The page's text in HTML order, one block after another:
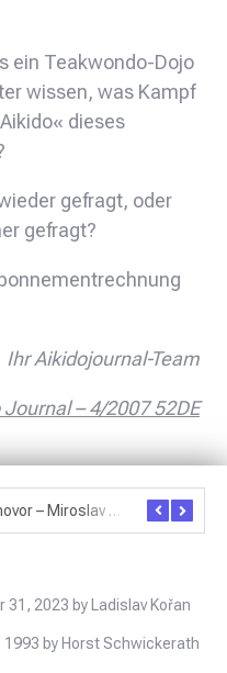
ein Teakwondo-Dojo
wissen, was Kampf
dieses
gefragt, oder
gefragt?
Ihr Aikidojournal-Team
– 4/2007 52DE
Rozhovor – Miroslav Šmíd – 22.3.2025
2023 by Ladislav Kořan
by Horst Schwickerath